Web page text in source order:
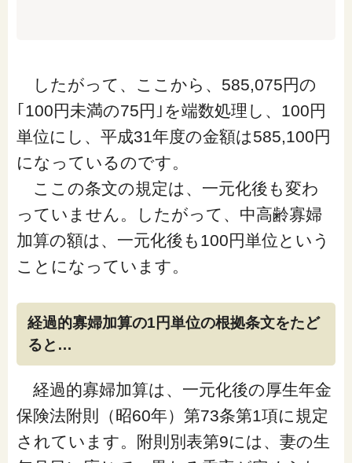
したがって、ここから、 585,075円の
｢100円未満の75円｣を端数処理し、100円
単位にし、平成31年度の金額は585,100円
になっているのです。
ここの条文の規定は、一元化後も変わ
っていません。したがって、中高齢寡婦
加算の額は、一元化後も100円単位という
ことになっています。
経過的寡婦加算の1円単位の根拠条文をたど
ると…
経過的寡婦加算は、一元化後の厚生年金
保険法附則（昭60年）第73条第1項に規定
されています。附則別表第9には、妻の生